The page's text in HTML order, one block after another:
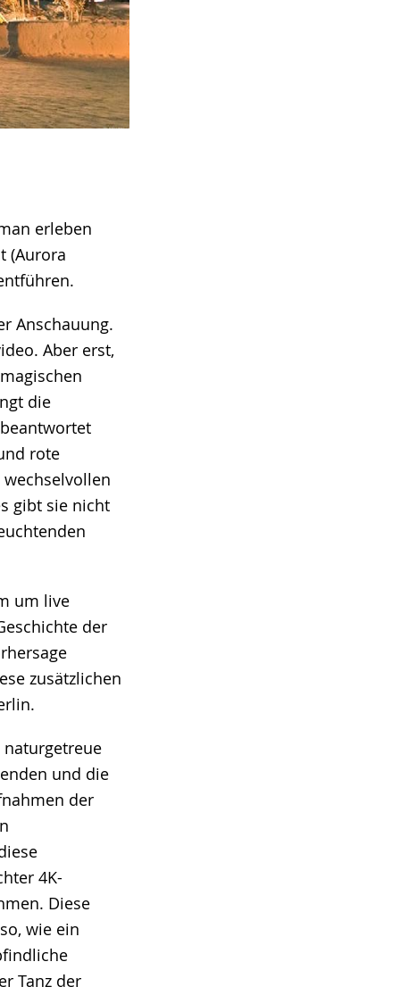
erleben
(Aurora
Anschauung.
Aber erst,
die
rote
gibt sie nicht
um live
der
zusätzlichen
und die
der
4K-
Diese
wie ein
Tanz der